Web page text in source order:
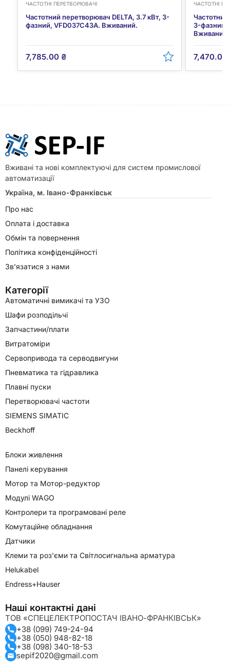
ЧАСТОТНІ ПЕРЕТВОРЮВАЧІ
Частотний перетворювач DELTA, 3.7 кВт, 3-
фазний, VFD037C43A. Вживаний.
7,785.00 ₴
ЧАСТОТНІ
3-фазний,
Вживаний.
7,470.00
Вживані та нові комплектуючі для систем промислової
автоматизації
Україна, м. Івано-Франківськ
Про нас
Оплата і доставка
Обмін та повернення
Політика конфіденційності
Зв’язатися з нами
Категорії
Автоматичні вимикачі та УЗО
Шафи розподільчі
Запчастини/плати
Витратоміри
Сервопривода та серводвигуни
Пневматика та гідравлика
Плавні пуски
Перетворювачі частоти
SIEMENS SIMATIC
Beckhoff
Блоки живлення
Панелі керування
Мотор та Мотор-редуктор
Модулі WAGO
Контролери та програмовані реле
Комутаційне обладнання
Датчики
Клеми та роз'єми та Світлосигнальна арматура
Helukabel
Endress+Hauser
Наші контактні дані
ТОВ «СПЕЦЕЛЕКТРОПОСТАЧ ІВАНО-ФРАНКІВСЬК»
+38 (099) 749-24-94
+38 (050) 948-82-18
+38 (098) 340-18-53
sepif2020@gmail.com